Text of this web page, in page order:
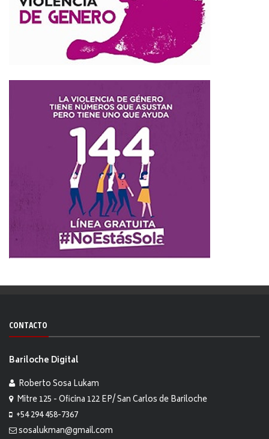
CONTACTO
Bariloche Digital
Roberto Sosa Lukam
Mitre 125 - Oficina 122 EP/ San Carlos de Bariloche
+54 294 458-7367
sosalukman@gmail.com